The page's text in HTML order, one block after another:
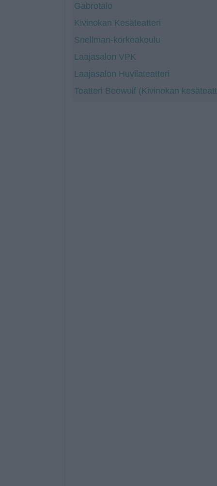
Gabrotalo
Kivinokan Kesäteatteri
Snellman-korkeakoulu
Laajasalon VPK
Laajasalon Huvilateatteri
Teatteri Beowulf (Kivinokan